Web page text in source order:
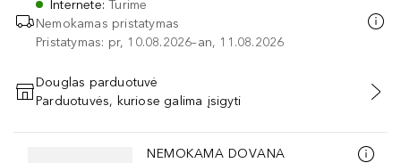
Internete:Turime
Nemokamas pristatymas
Pristatymas: pr, 10.08.2026–an, 11.08.2026
PRIDĖTI Į KREPŠELĮ
Douglas parduotuvė
Parduotuvės, kuriose galima įsigyti
Praleisti slankiklį
NEMOKAMA DOVANA